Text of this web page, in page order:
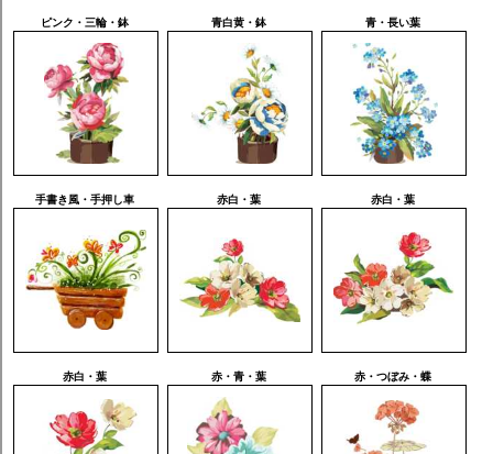
ピンク・三輪・鉢 青白黄・鉢 青・長い葉
手書き風・手押し車 赤白・葉 赤白・葉
赤白・葉 赤・青・葉 赤・つぼみ・蝶